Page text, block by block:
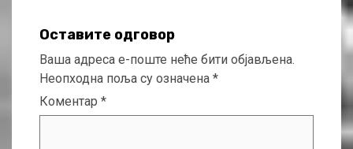
Оставите одговор
Ваша адреса е-поште неће бити објављена.
Неопходна поља су означена *
Коментар *